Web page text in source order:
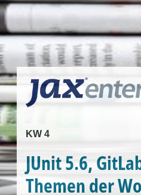
KW 4
JUnit 5.6,
Themen der